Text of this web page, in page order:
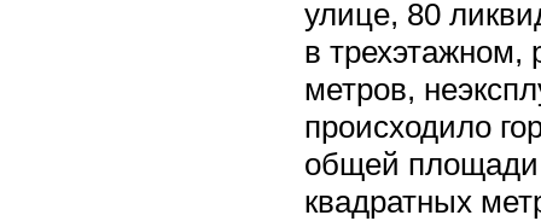
улице, 80
в трехэтажном,
метров,
происходило
общей площади
квадратных